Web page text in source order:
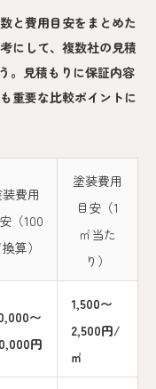
と費用目安をまとめた
にして、複数社の見積
。見積もりに保証内容
重要な比較ポイントに
費用
（100
算）
塗装費用
目安（1
㎡当た
り）
〜
円
1,500〜
2,500円/
㎡